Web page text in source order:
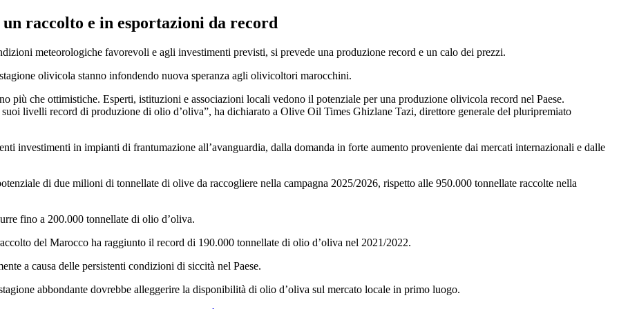
raccolto e in esportazioni da record
meteorologiche favorevoli e agli investimenti previsti, si prevede una produzione record e un calo dei prezzi.
olivicola stanno infondendo nuova speranza agli olivicoltori marocchini.
più che ottimistiche. Esperti, istituzioni e associazioni locali vedono il potenziale per una produzione olivicola record nel Paese.
livelli record di produzione di olio d’oliva”, ha dichiarato a Olive Oil Times Ghizlane Tazi, direttore generale del pluripremiato
investimenti in impianti di frantumazione all’avanguardia, dalla domanda in forte aumento proveniente dai mercati internazionali e dalle
di due milioni di tonnellate di olive da raccogliere nella campagna 2025/2026, rispetto alle 950.000 tonnellate raccolte nella
fino a 200.000 tonnellate di olio d’oliva.
del Marocco ha raggiunto il record di 190.000 tonnellate di olio d’oliva nel 2021/2022.
a causa delle persistenti condizioni di siccità nel Paese.
abbondante dovrebbe alleggerire la disponibilità di olio d’oliva sul mercato locale in primo luogo.